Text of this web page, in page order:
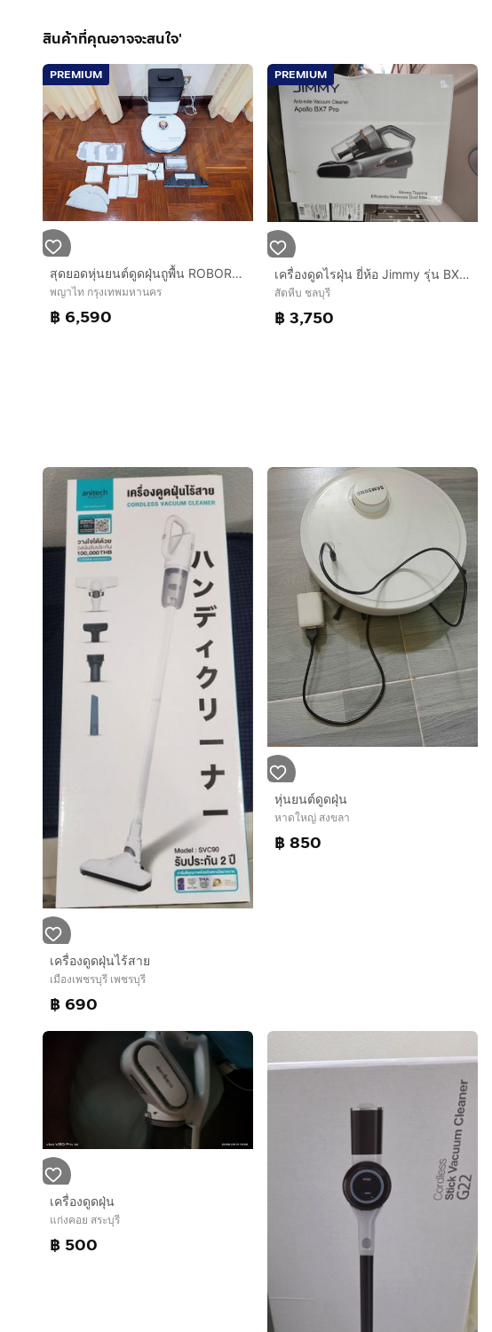
สินค้าที่คุณอาจจะสนใจ'
PREMIUM
สุดยอดหุ่นยนต์ดูดฝุ่นถูพื้น ROBOROCK S8+ แปรงปัดคู่ มี Dock ดูดฝุ่น รุ่นนี้เป็นรุ่นสุดท้ายสร้างชื่อที่ใช้ดีมากๆ ซื้อมาเกือบสามหมื่น ขายถูก
พญาไท กรุงเทพมหานคร
฿ 6,590
PREMIUM
เครื่องดูดไรฝุ่น ยี่ห้อ Jimmy รุ่น BX7 Pro
สัตหีบ ชลบุรี
฿ 3,750
เครื่องดูดฝุ่นไร้สาย
เมืองเพชรบุรี เพชรบุรี
฿ 690
หุ่นยนต์ดูดฝุ่น
หาดใหญ่ สงขลา
฿ 850
เครื่องดูดฝุ่น
แก่งคอย สระบุรี
฿ 500